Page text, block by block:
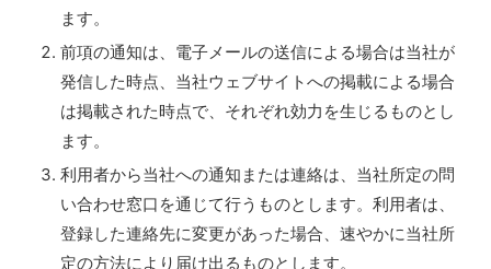
ます。
前項の通知は、電子メールの送信による場合は当社が
発信した時点、当社ウェブサイトへの掲載による場合
は掲載された時点で、それぞれ効力を生じるものとし
ます。
利用者から当社への通知または連絡は、当社所定の問
い合わせ窓口を通じて行うものとします。利用者は、
登録した連絡先に変更があった場合、速やかに当社所
定の方法により届け出るものとします。